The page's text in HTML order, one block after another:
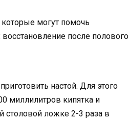
могут помочь
после полового
настой. Для этого
миллилитров кипятка и
столовой ложке 2-3 раза в